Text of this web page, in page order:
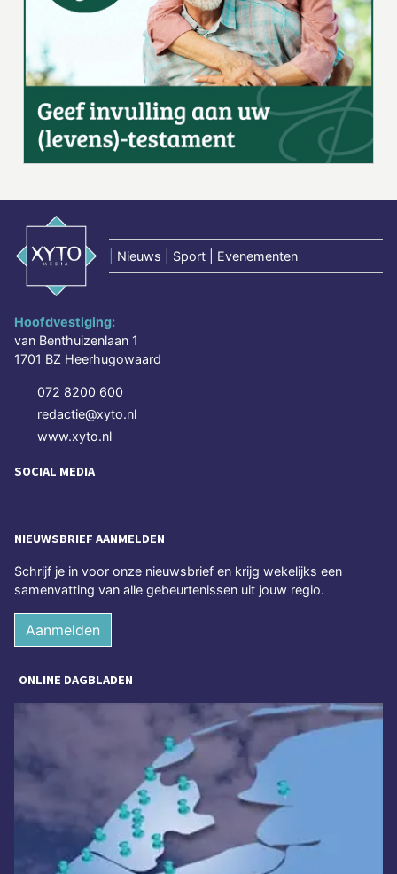
Nieuws | Sport | Evenementen
Hoofdvestiging:
van Benthuizenlaan 1
1701 BZ Heerhugowaard
072 8200 600
redactie@xyto.nl
www.xyto.nl
SOCIAL MEDIA
NIEUWSBRIEF AANMELDEN
Schrijf je in voor onze nieuwsbrief en krijg wekelijks een
samenvatting van alle gebeurtenissen uit jouw regio.
Aanmelden
ONLINE DAGBLADEN